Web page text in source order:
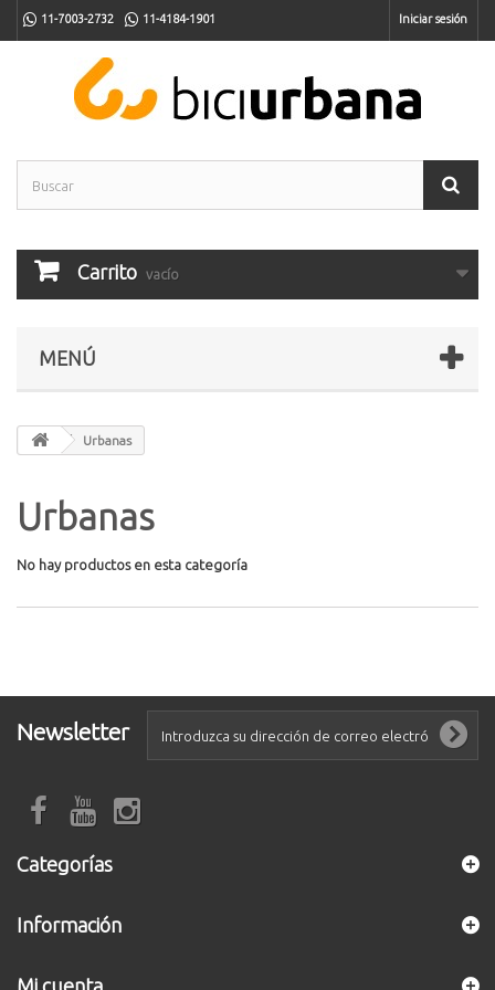
11-7003-2732 11-4184-1901 Iniciar sesión
Carrito vacío
MENÚ
Urbanas
Urbanas
No hay productos en esta categoría
Newsletter
Categorías
Información
Mi cuenta